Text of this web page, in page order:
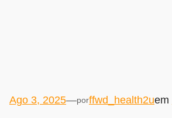
Ago 3, 2025—porffwd_health2uem